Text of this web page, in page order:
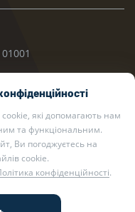
які допомагають нам
та функціональним.
Ви погоджуєтесь на
cookie.
конфіденційності.